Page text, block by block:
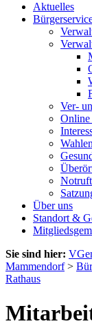
Aktuelles
Ver-
Online
Wahlen
Über uns
Standort &
Sie sind hier:
Mammendorf>
Rathaus